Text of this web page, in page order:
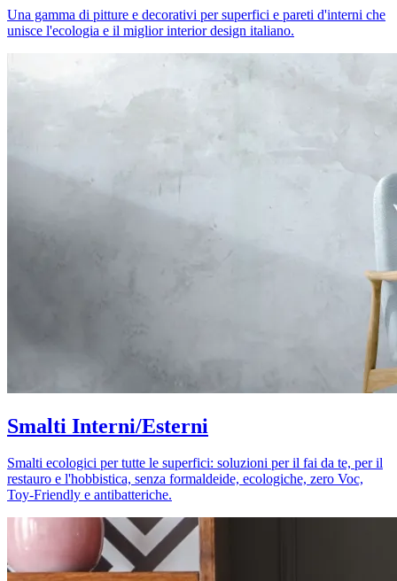
Una gamma di pitture e decorativi per superfici e pareti d'interni che
unisce l'ecologia e il miglior interior design italiano.
Smalti Interni/Esterni
Smalti ecologici per tutte le superfici: soluzioni per il fai da te, per il
restauro e l'hobbistica, senza formaldeide, ecologiche, zero Voc,
Toy-Friendly e antibatteriche.